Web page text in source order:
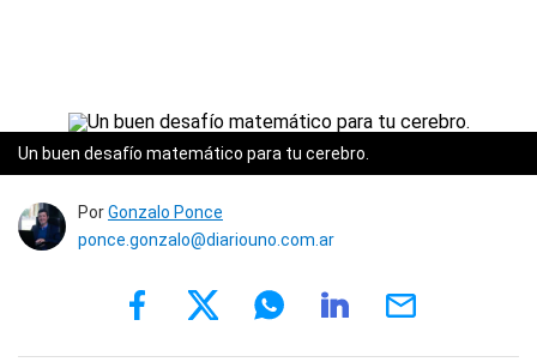
Un buen desafío matemático para tu cerebro.
PorGonzalo Ponce
ponce.gonzalo@diariouno.com.ar